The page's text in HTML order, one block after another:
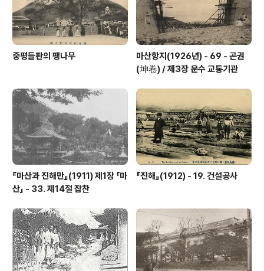
13도는 종래의..
중평들판의 팽나무
마산항지(1926년) - 69 - 곤권
(坤卷) / 제3장 운수 교통기관
『마산과 진해만』(1911) 제1장 「마
산」 - 33. 제14절 잡찬
『진해』(1912) - 19. 건설공사